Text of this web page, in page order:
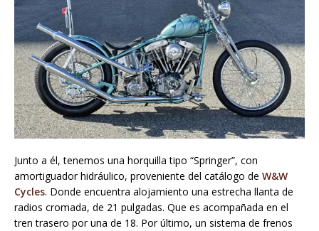
Junto a él, tenemos una horquilla tipo “Springer”, con
amortiguador hidráulico, proveniente del catálogo de W&W
Cycles. Donde encuentra alojamiento una estrecha llanta de
radios cromada, de 21 pulgadas. Que es acompañada en el
tren trasero por una de 18. Por último, un sistema de frenos